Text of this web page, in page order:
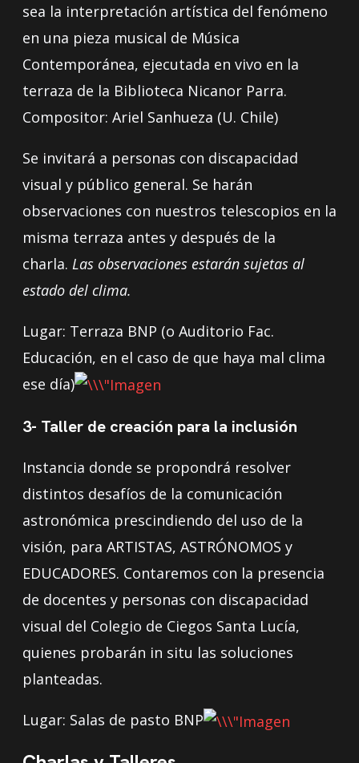
sea la interpretación artística del fenómeno
en una pieza musical de Música
Contemporánea, ejecutada en vivo en la
terraza de la Biblioteca Nicanor Parra.
Compositor: Ariel Sanhueza (U. Chile)
Se invitará a personas con discapacidad
visual y público general. Se harán
observaciones con nuestros telescopios en la
misma terraza antes y después de la
charla. Las observaciones estarán sujetas al
estado del clima.
Lugar: Terraza BNP (o Auditorio Fac.
Educación, en el caso de que haya mal clima
ese día)
3- Taller de creación para la inclusión
Instancia donde se propondrá resolver
distintos desafíos de la comunicación
astronómica prescindiendo del uso de la
visión, para ARTISTAS, ASTRÓNOMOS y
EDUCADORES. Contaremos con la presencia
de docentes y personas con discapacidad
visual del Colegio de Ciegos Santa Lucía,
quienes probarán in situ las soluciones
planteadas.
Lugar: Salas de pasto BNP